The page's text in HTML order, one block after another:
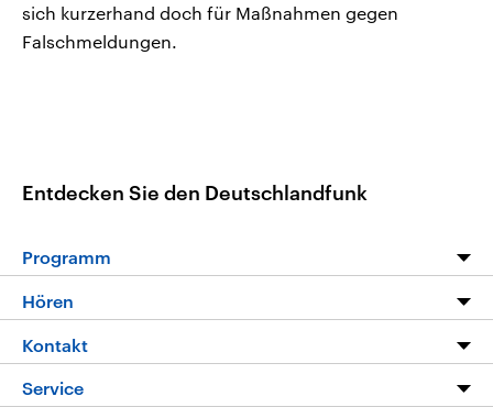
sich kurzerhand doch für Maßnahmen gegen
Falschmeldungen.
Entdecken Sie den Deutschlandfunk
Programm
Die Nachrichten
Nachrichtenleicht
Hören
Livestream
Kontakt
Hörerservice
Service